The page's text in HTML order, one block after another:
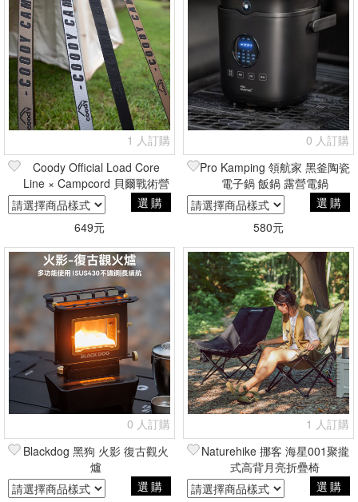
1 人訂購
Coody Official Load Core
Line × Campcord 貝爾戰術營
繩
選購
649元
0 人訂購
Pro Kamping 領航家 黑釜陶瓷
電子鍋 飯鍋 露營電鍋
選購
580元
0 人訂購
Blackdog 黑狗 火影 復古觀火
爐
選購
1 人訂購
Naturehike 挪客 海星001聚攏
式高背月亮折疊椅
選購